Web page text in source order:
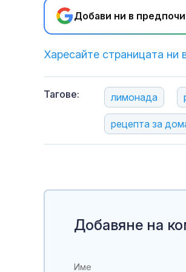
Добави ни в
Харесайте страницата ни
Тагове: лимонада
рецепта за
Добавяне на